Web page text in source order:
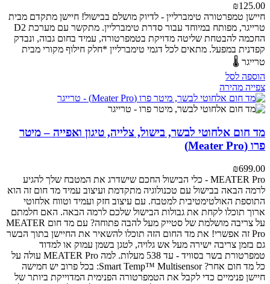
₪125.00
חיישן טמפרטורה טימברליין - לדיוק מושלם בבישול! חיישן מתקדם מבית
טרייגר, מפותח במיוחד עבור סדרת טימברליין. מתקשר עם מערכת D2
החכמה להבטחת שליטה מדויקת בטמפרטורה, עמיד בחום גבוה, ונבדק
קפדנית במפעל. מתאים לכל דגמי טימברליין *חלק חילוף מקורי מבית
טרייגר 🌡️
הוספה לסל
צפייה מהירה
מד חום אלחוטי לבשר, בישול, צלייה, טיגון ואפייה – מיטר
פרו (Meater Pro)
₪699.00
MEATER Pro - כלי הבישול החכם שישדרג את המטבח שלך
להגיע
לרמה הבאה בבישול עם טכנולוגיה מתקדמת ועיצוב עמיד מד חום זה הוא
התוספת האולטימטיבית למטבח. עם עיצוב חזק ועמיד וטווח אלחוטי
ארוך תוכלו לקחת את גבולות הבישול שלכם לרמה הבאה. האם חלמתם
על צריבה מושלמת של סטייק מעל להבה פתוחה? עם מד חום MEATER
Pro זה אפשרי! את מד החום הזה תוכלו להשאיר את החיישן בתוך הבשר
גם בזמן צריבה ישירה מעל אש גלויה, לטגן בשמן עמוק או למדוד
טמפרטורת בשר בסוויד - עד 538 מעלות.
למה MEATER Pro עולה על
כל מד חום אחר?
Smart Temp™ Multisensor: בכל פרוב יש חמישה
חיישן פנימיים כדי לקבל את הטמפרטורה הפנימית המדוייקת ביותר של